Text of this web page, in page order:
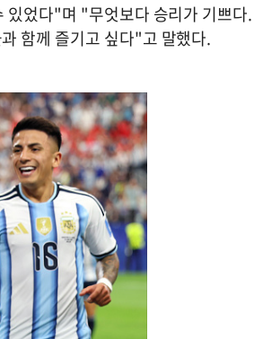
있었다"며 "무엇보다 승리가 기쁘다.
함께 즐기고 싶다"고 말했다.